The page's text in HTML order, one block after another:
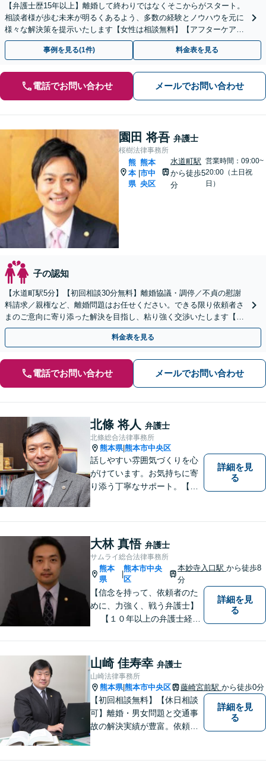
【弁護士歴15年以上】離婚して終わりではなくそこからがスタート。
相談者様が歩む未来が明るくあるよう、多数の経験とノウハウを元に
様々な解決策を提示いたします【女性は相談無料】【アフターケアも
充実】【子連れ相談OK】
事例を見る(1件) 料金表を見る
電話でお問い合わせ メールでお問い合わせ
園田 将吾 弁護士
桜樹法律事務所
熊
本
県
|
熊本
市中
央区
水道町駅
から徒歩5
分
営業時間：09:00~
20:00（土日祝
日）
子の認知
【水道町駅5分】【初回相談30分無料】離婚協議・調停／不貞の慰謝
料請求／親権など、離婚問題はお任せください。できる限り依頼者さ
まのご意向に寄り添った解決を目指し、粘り強く交渉いたします【法
テラス利用可】リーズナブルな料金プランあり
料金表を見る
電話でお問い合わせ メールでお問い合わせ
北條 将人 弁護士
北條総合法律事務所
熊本県|熊本市中央区
話しやすい雰囲気づくりを心
がけています。お気持ちに寄
り添う丁寧なサポート。【借
用】証拠集めから手厚くサポ
ート。企業からのご相談も承
ります【交通事故】弁護士費
用特約の利用可【夜間・休日
面談可】
詳細を見
る
大林 真悟 弁護士
サムライ総合法律事務所
熊本
県
|
熊本市中央
区
本妙寺入口駅から徒歩8
分
【信念を持って、依頼者のた
めに、力強く、戦う弁護士】
【１０年以上の弁護士経
等の男女トラブル、③顧問弁
護の３つの分野に力を注ぐ弁
護士】
詳細を見
る
山崎 佳寿幸 弁護士
山崎法律事務所
熊本県|熊本市中央区 藤崎宮前駅 から徒歩0分
【初回相談無料】【休日相談
可】離婚・男女問題と交通事
故の解決実績が豊富。依頼者
詳細を見
る